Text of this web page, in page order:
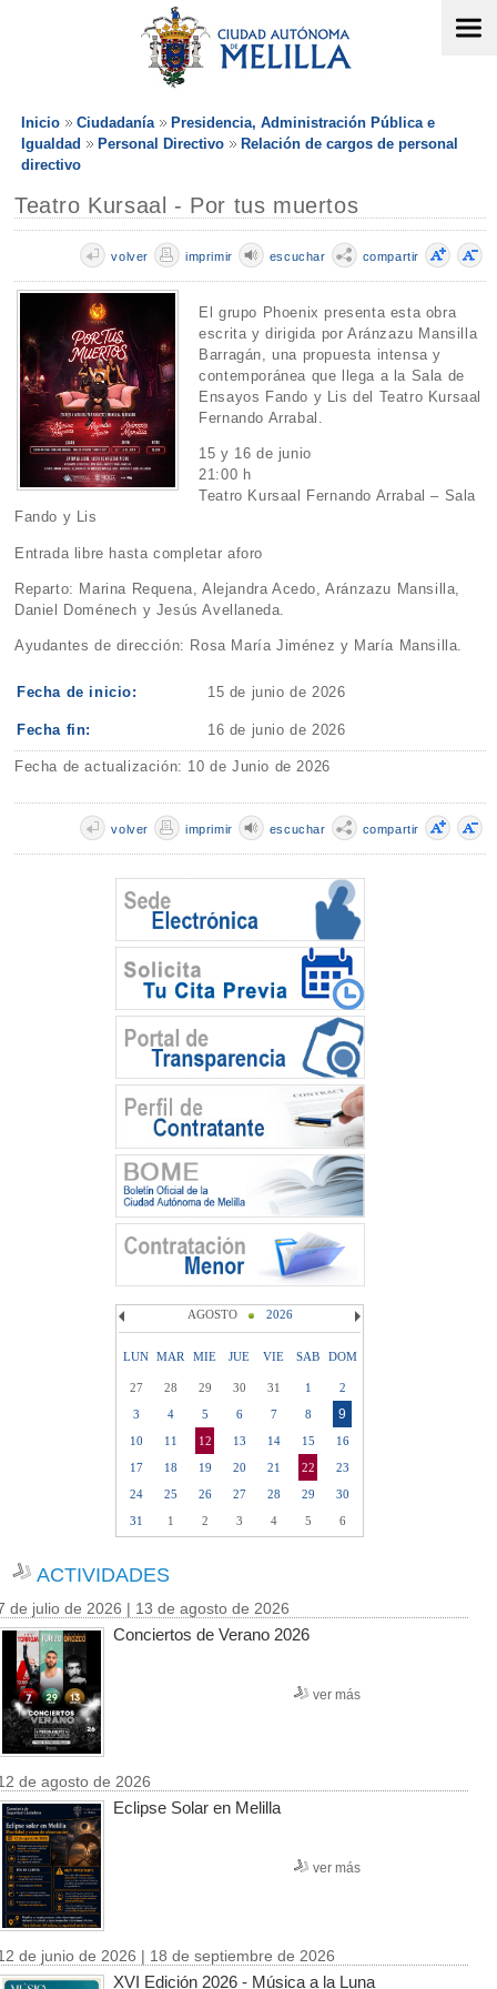
Inicio Ciudadanía
Presidencia, Administración Pública e
Igualdad
Personal Directivo
Relación de cargos de personal
directivo
Teatro Kursaal - Por tus muertos
compartir
escuchar
imprimir
volver
El grupo Phoenix presenta esta obra
escrita y dirigida por Aránzazu Mansilla
Barragán, una propuesta intensa y
contemporánea que llega a la Sala de
Ensayos Fando y Lis del Teatro Kursaal
Fernando Arrabal.
15 y 16 de junio
21:00 h
Teatro Kursaal Fernando Arrabal – Sala
Fando y Lis
Entrada libre hasta completar aforo
Reparto: Marina Requena, Alejandra Acedo, Aránzazu Mansilla,
Daniel Doménech y Jesús Avellaneda.
Ayudantes de dirección: Rosa María Jiménez y María Mansilla.
Fecha de inicio: 15 de junio de 2026
Fecha fin: 16 de junio de 2026
Fecha de actualización: 10 de Junio de 2026
compartir
escuchar
imprimir
volver
AGOSTO 2026
LUN MAR MIE JUE VIE SAB DOM
27 28 29 30 31 1
2
3
4 5 6 7 8 9
10 11 12 13 14 15
16
17
18 19 20 21 22
23
24
25 26 27 28 29
30
31
1 2 3 4 5 6
ACTIVIDADES
de julio de 2026 | 13 de agosto de 2026
Conciertos de Verano 2026
ver más
de agosto de 2026
Eclipse Solar en Melilla
ver más
de junio de 2026 | 18 de septiembre de 2026
XVI Edición 2026 - Música a la Luna